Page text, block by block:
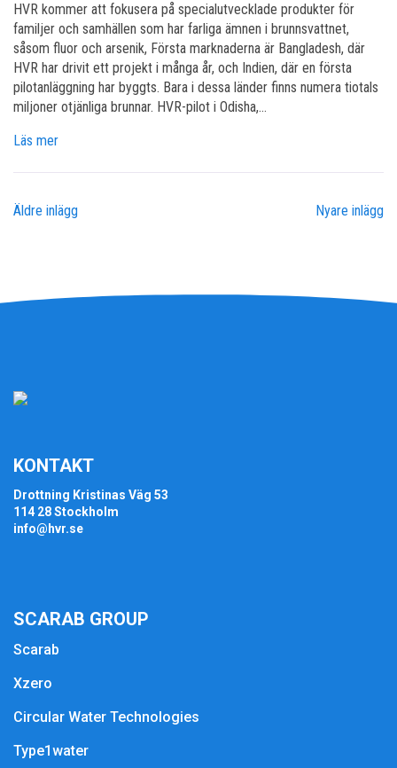
HVR kommer att fokusera på specialutvecklade produkter för
familjer och samhällen som har farliga ämnen i brunnsvattnet,
såsom fluor och arsenik, Första marknaderna är Bangladesh, där
HVR har drivit ett projekt i många år, och Indien, där en första
pilotanläggning har byggts. Bara i dessa länder finns numera tiotals
miljoner otjänliga brunnar. HVR-pilot i Odisha,…
Läs mer
Äldre inlägg Nyare inlägg
KONTAKT
Drottning Kristinas Väg 53
114 28 Stockholm
info@hvr.se
SCARAB GROUP
Scarab
Xzero
Circular Water Technologies
Type1water